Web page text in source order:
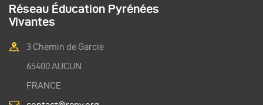
Réseau Éducation Pyrénées
Vivantes
3 Chemin de Garcie
65400 AUCUN
FRANCE